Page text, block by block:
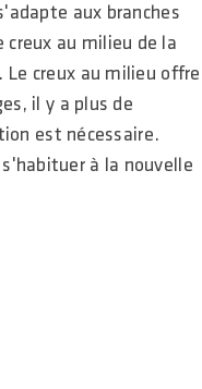
aux branches
au milieu de la
creux au milieu offre
il y a plus de
est nécessaire.
à la nouvelle